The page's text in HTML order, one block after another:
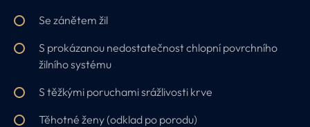
Se zánětem žil
S prokázanou nedostatečnost chlopní povrchního
žilního systému
S těžkými poruchami srážlivosti krve
Těhotné ženy (odklad po porodu)